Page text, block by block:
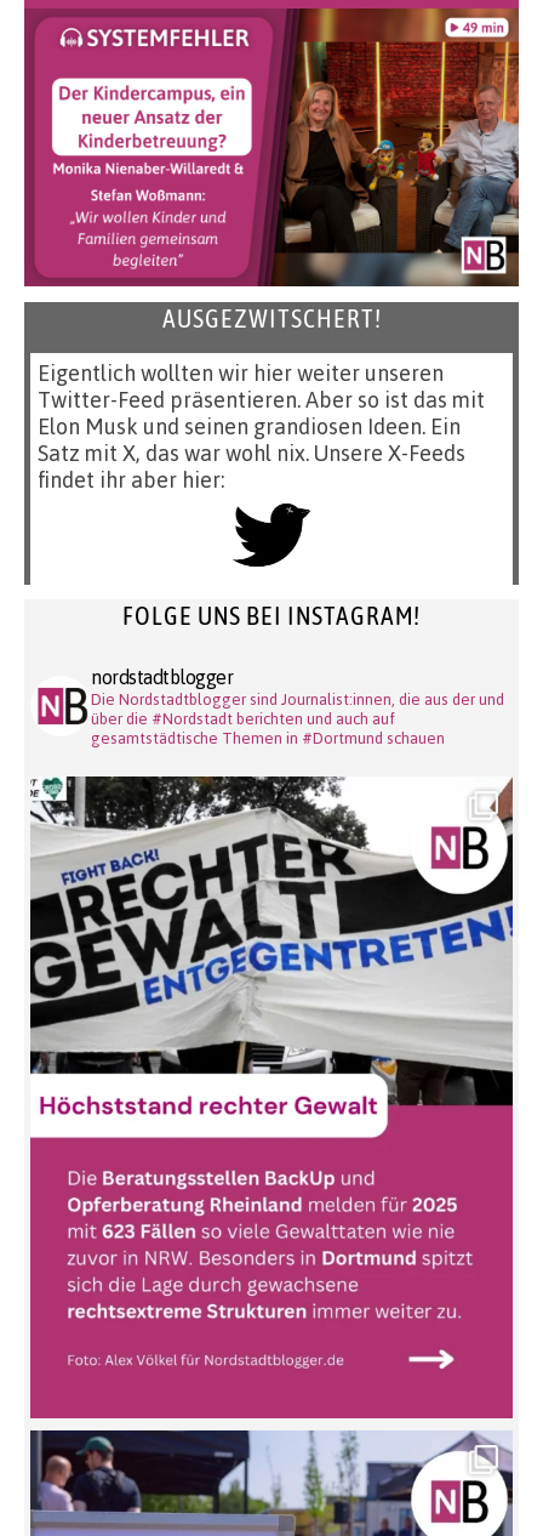
AUSGEZWITSCHERT!
Eigentlich wollten wir hier weiter unseren
Twitter-Feed präsentieren. Aber so ist das mit
Elon Musk und seinen grandiosen Ideen. Ein
Satz mit X, das war wohl nix. Unsere X-Feeds
findet ihr aber hier:
FOLGE UNS BEI INSTAGRAM!
nordstadtblogger
Die Nordstadtblogger sind Journalist:innen, die aus der und
über die #Nordstadt berichten und auch auf
gesamtstädtische Themen in #Dortmund schauen